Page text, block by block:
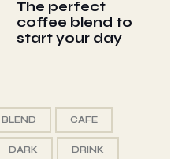
The perfect
coffee blend to
start your day
BLEND CAFE
DARK DRINK